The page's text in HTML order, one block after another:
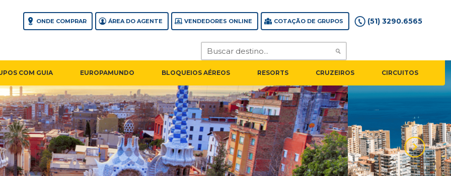
(51) 3290.6565
COTAÇÃO DE GRUPOS
VENDEDORES ONLINE
ÁREA DO AGENTE
ONDE COMPRAR
COM GUIA EUROPAMUNDO BLOQUEIOS AÉREOS RESORTS CRUZEIROS CIRCUITOS